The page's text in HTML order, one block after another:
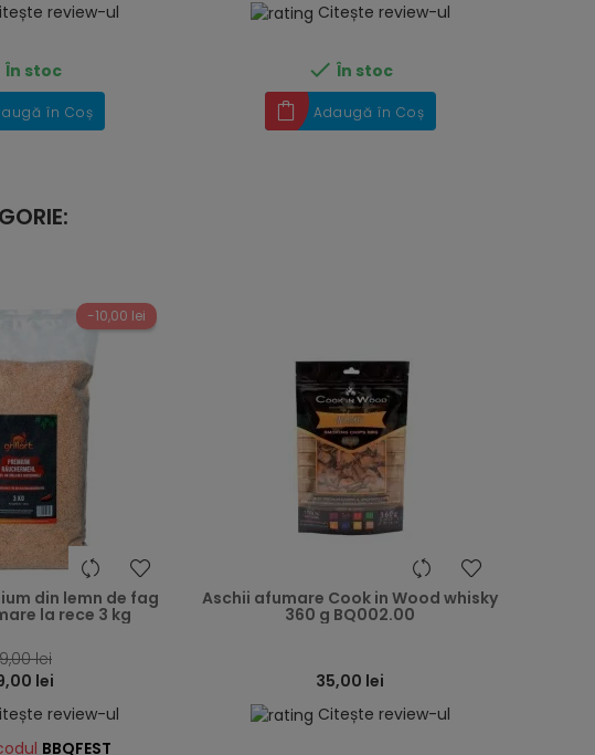
review-ul
În stoc
în Coș
Citește review-ul
 În stoc
Adaugă în Coș
-10,00 lei
heart
din lemn de fag
la rece 3 kg
lei
lei
review-ul
BBQFEST
heart
Aschii afumare Cook in Wood whisky
360 g BQ002.00
35,00 lei
Citește review-ul